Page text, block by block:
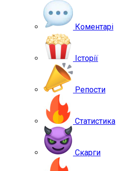
Коментарі
Історії
Репости
Статистика
Скарги